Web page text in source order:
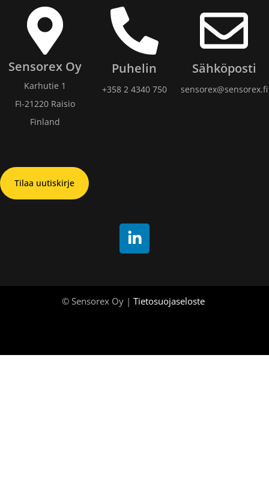
Sensorex Oy
Karhutie 1
FI-21220 Raisio
Finland
Puhelin
+358 2 4340 750​
Sähköposti
sensorex@sensorex.fi
Tilaa uutiskirje
© Sensorex Oy | Tietosuojaseloste